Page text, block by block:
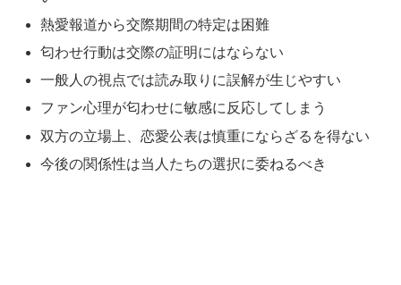
熱愛報道から交際期間の特定は困難
匂わせ行動は交際の証明にはならない
一般人の視点では読み取りに誤解が生じやすい
ファン心理が匂わせに敏感に反応してしまう
双方の立場上、恋愛公表は慎重にならざるを得ない
今後の関係性は当人たちの選択に委ねるべき